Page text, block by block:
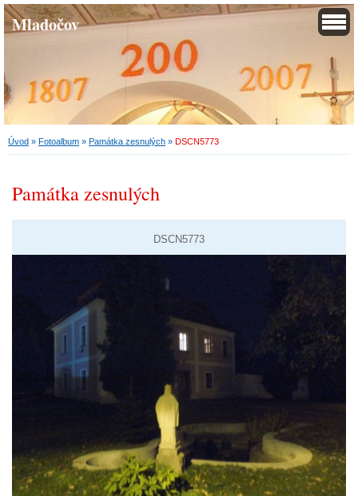
Mladočov
Úvod » Fotoalbum » Památka zesnulých » DSCN5773
Památka zesnulých
DSCN5773